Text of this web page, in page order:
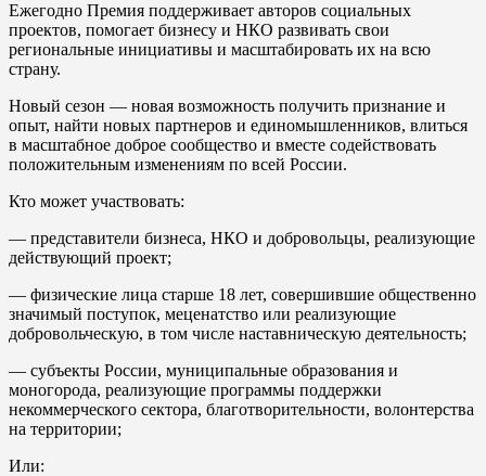
Ежегодно Премия поддерживает авторов социальных
проектов, помогает бизнесу и НКО развивать свои
региональные инициативы и масштабировать их на всю
страну.
Новый сезон — новая возможность получить признание и
опыт, найти новых партнеров и единомышленников, влиться
в масштабное доброе сообщество и вместе содействовать
положительным изменениям по всей России.
Кто может участвовать:
— представители бизнеса, НКО и добровольцы, реализующие
действующий проект;
— физические лица старше 18 лет, совершившие общественно
значимый поступок, меценатство или реализующие
добровольческую, в том числе наставническую деятельность;
— субъекты России, муниципальные образования и
моногорода, реализующие программы поддержки
некоммерческого сектора, благотворительности, волонтерства
на территории;
Или: